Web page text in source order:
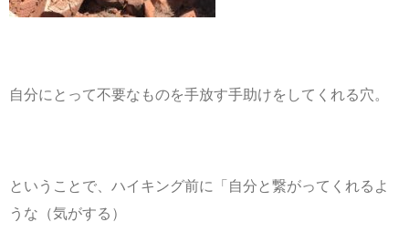
自分にとって不要なものを手放す手助けをしてくれる穴。
ということで、ハイキング前に「自分と繋がってくれるよ
うな（気がする）